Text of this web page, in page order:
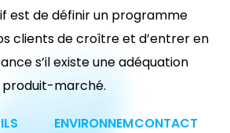
est de définir un programme
clients de croître et d’entrer en
s’il existe une adéquation
produit-marché.
ENVIRONNEMCONTACT